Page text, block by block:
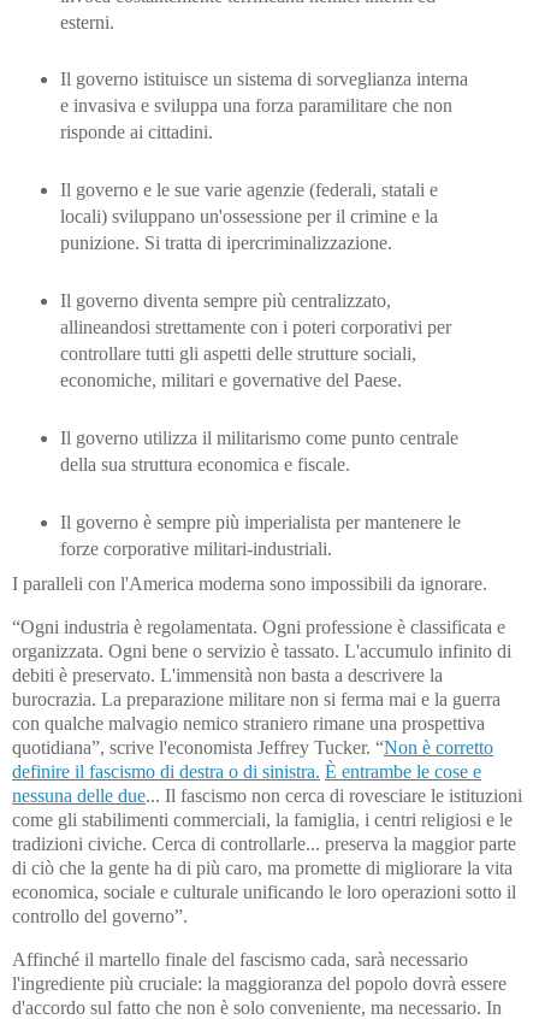
esterni.
Il governo istituisce un sistema di sorveglianza interna
e invasiva e sviluppa una forza paramilitare che non
risponde ai cittadini.
Il governo e le sue varie agenzie (federali, statali e
locali) sviluppano un'ossessione per il crimine e la
punizione. Si tratta di ipercriminalizzazione.
Il governo diventa sempre più centralizzato,
allineandosi strettamente con i poteri corporativi per
controllare tutti gli aspetti delle strutture sociali,
economiche, militari e governative del Paese.
Il governo utilizza il militarismo come punto centrale
della sua struttura economica e fiscale.
Il governo è sempre più imperialista per mantenere le
forze corporative militari-industriali.
I paralleli con l'America moderna sono impossibili da ignorare.
“Ogni industria è regolamentata. Ogni professione è classificata e
organizzata. Ogni bene o servizio è tassato. L'accumulo infinito di
debiti è preservato. L'immensità non basta a descrivere la
burocrazia. La preparazione militare non si ferma mai e la guerra
con qualche malvagio nemico straniero rimane una prospettiva
quotidiana”, scrive l'economista Jeffrey Tucker. “Non è corretto
definire il fascismo di destra o di sinistra. È entrambe le cose e
nessuna delle due... Il fascismo non cerca di rovesciare le istituzioni
come gli stabilimenti commerciali, la famiglia, i centri religiosi e le
tradizioni civiche. Cerca di controllarle... preserva la maggior parte
di ciò che la gente ha di più caro, ma promette di migliorare la vita
economica, sociale e culturale unificando le loro operazioni sotto il
controllo del governo”.
Affinché il martello finale del fascismo cada, sarà necessario
l'ingrediente più cruciale: la maggioranza del popolo dovrà essere
d'accordo sul fatto che non è solo conveniente, ma necessario. In